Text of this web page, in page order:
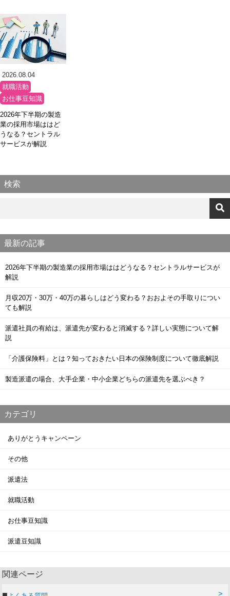
2026.08.04
就職活動
お仕事豆知識
2026年下半期の製造
業の採用市場ははど
うなる？セントラル
サービスが解説
検索
最新の記事
2026年下半期の製造業の採用市場ははどうなる？セントラルサービスが
解説
月収20万・30万・40万の暮らしはどう変わる？おおよその手取りについ
ても解説
派遣社員の有給は、派遣先が変わると消滅する？詳しい実態について解
説
「介護保険料」とは？知っておきたい日本の保険制度について徹底解説
製造派遣の場合、大手企業・中小企業どちらの派遣先を選ぶべき？
カテゴリ
ありがとうキャンペーン
その他
派遣法
就職活動
お仕事豆知識
派遣豆知識
関連ページ